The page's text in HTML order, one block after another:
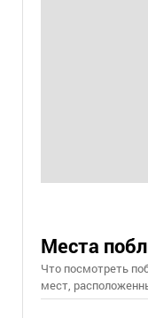
Места
Что посмотреть
мест,